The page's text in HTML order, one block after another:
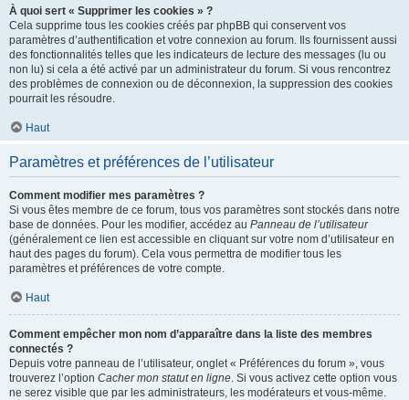
À quoi sert « Supprimer les cookies » ?
Cela supprime tous les cookies créés par phpBB qui conservent vos
paramètres d’authentification et votre connexion au forum. Ils fournissent aussi
des fonctionnalités telles que les indicateurs de lecture des messages (lu ou
non lu) si cela a été activé par un administrateur du forum. Si vous rencontrez
des problèmes de connexion ou de déconnexion, la suppression des cookies
pourrait les résoudre.
Haut
Paramètres et préférences de l’utilisateur
Comment modifier mes paramètres ?
Si vous êtes membre de ce forum, tous vos paramètres sont stockés dans notre
base de données. Pour les modifier, accédez au Panneau de l’utilisateur
(généralement ce lien est accessible en cliquant sur votre nom d’utilisateur en
haut des pages du forum). Cela vous permettra de modifier tous les
paramètres et préférences de votre compte.
Haut
Comment empêcher mon nom d’apparaître dans la liste des membres
connectés ?
Depuis votre panneau de l’utilisateur, onglet « Préférences du forum », vous
trouverez l’option Cacher mon statut en ligne. Si vous activez cette option vous
ne serez visible que par les administrateurs, les modérateurs et vous-même.